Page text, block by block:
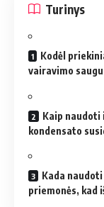
Turinys
Kodėl
vairavimo
Kaip naudoti
kondensato
Kada
priemonės, kad